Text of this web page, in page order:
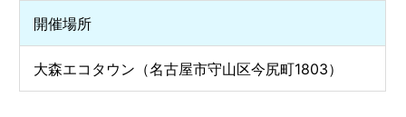
開催場所
大森エコタウン（名古屋市守山区今尻町1803）